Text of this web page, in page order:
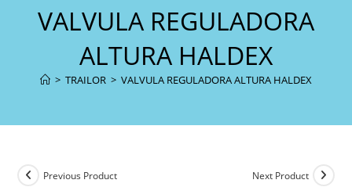
VALVULA REGULADORA
ALTURA HALDEX
> TRAILOR > VALVULA REGULADORA ALTURA HALDEX
Previous Product Next Product